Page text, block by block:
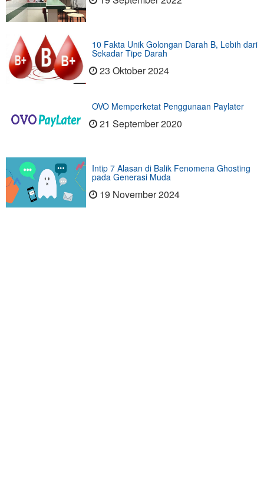
10 Fakta Unik Golongan Darah B, Lebih dari
Sekadar Tipe Darah
23 Oktober 2024
OVO Memperketat Penggunaan Paylater
21 September 2020
Intip 7 Alasan di Balik Fenomena Ghosting
pada Generasi Muda
19 November 2024